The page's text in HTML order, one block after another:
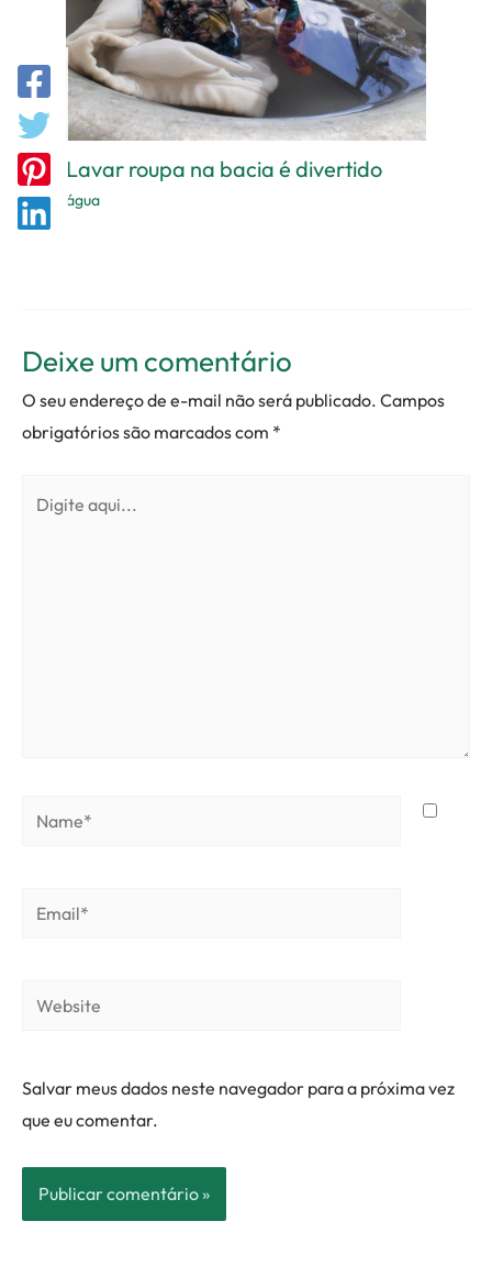
Lavar roupa na bacia é divertido
água
Deixe um comentário
O seu endereço de e-mail não será publicado. Campos
obrigatórios são marcados com *
aqui...
Website
Salvar meus dados neste navegador para a próxima vez
que eu comentar.